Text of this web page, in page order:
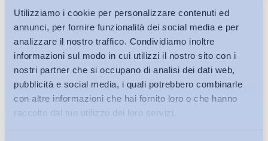
Utilizziamo i cookie per personalizzare contenuti ed
annunci, per fornire funzionalità dei social media e per
analizzare il nostro traffico. Condividiamo inoltre
informazioni sul modo in cui utilizzi il nostro sito con i
nostri partner che si occupano di analisi dei dati web,
pubblicità e social media, i quali potrebbero combinarle
con altre informazioni che hai fornito loro o che hanno
raccolto dal tuo utilizzo dei loro servizi.
rispetto all’esplicarsi del rapporto contrattuale, si
ritiene di poter affermare che l’inserimento dell’obbligo
formativo sia funzionale a garantire il mantenimento di tale
equivalenza secondo un nuovo punto di vista.
Anziché guardare alla professionalità acquisita, determinare
le mansioni sulla base di quella e poi conservare la
congruenza in una prospettiva statica, si considera la